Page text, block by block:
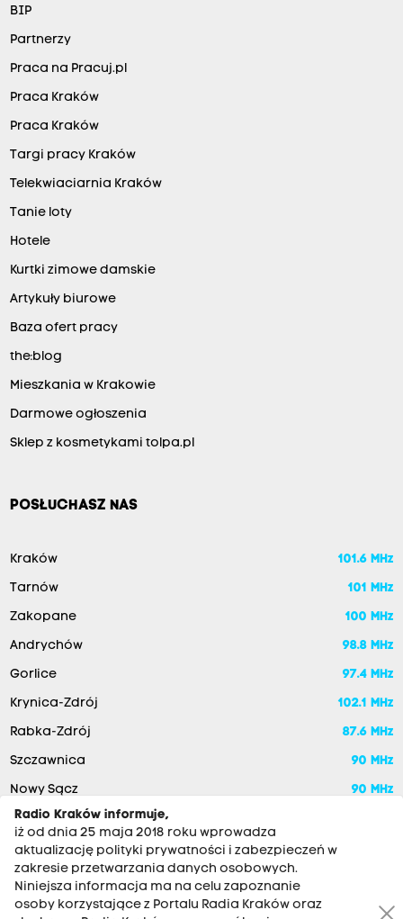
BIP
Partnerzy
Praca na Pracuj.pl
Praca Kraków
Praca Kraków
Targi pracy Kraków
Telekwiaciarnia Kraków
Tanie loty
Hotele
Kurtki zimowe damskie
Artykuły biurowe
Baza ofert pracy
the:blog
Mieszkania w Krakowie
Darmowe ogłoszenia
Sklep z kosmetykami tolpa.pl
POSŁUCHASZ NAS
Kraków 101.6 MHz
Tarnów 101 MHz
Zakopane 100 MHz
Andrychów 98.8 MHz
Gorlice 97.4 MHz
Krynica-Zdrój 102.1 MHz
Rabka-Zdrój 87.6 MHz
Szczawnica 90 MHz
Nowy Sącz
90 MHz
Radio Kraków informuje,
iż od dnia 25 maja 2018 roku wprowadza
aktualizację polityki prywatności i zabezpieczeń w
zakresie przetwarzania danych osobowych.
Niniejsza informacja ma na celu zapoznanie
osoby korzystające z Portalu Radia Kraków oraz